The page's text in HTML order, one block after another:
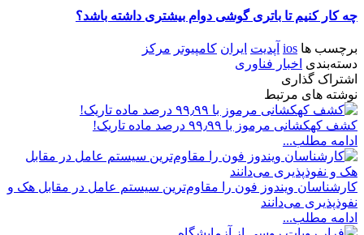
چه کار کنیم تا باتری گوشی دوام بیشتری داشته باشد؟
برچسب ها ios آپدیت ایران کامپیوتر مرکز
دسته‌بندی اخبار فناوری
اشتراک گذاری
نوشته های مرتبط
کشف کهکشانی مرموز با ۹۹٫۹۹ درصد ماده تاریک!
ادامه مطلب...
کارشناسان ویندوز فون را مقاوم‌ترین سیستم عامل در مقابل هک و
نفوذپذیری می‌دانند
ادامه مطلب...